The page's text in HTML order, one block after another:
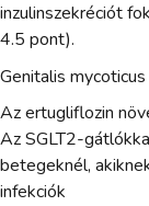
inzulinszekréciót
4.5 pont).
Genitalis
Az ertugliflozin
Az SGLT2-
betegeknél,
infekciók